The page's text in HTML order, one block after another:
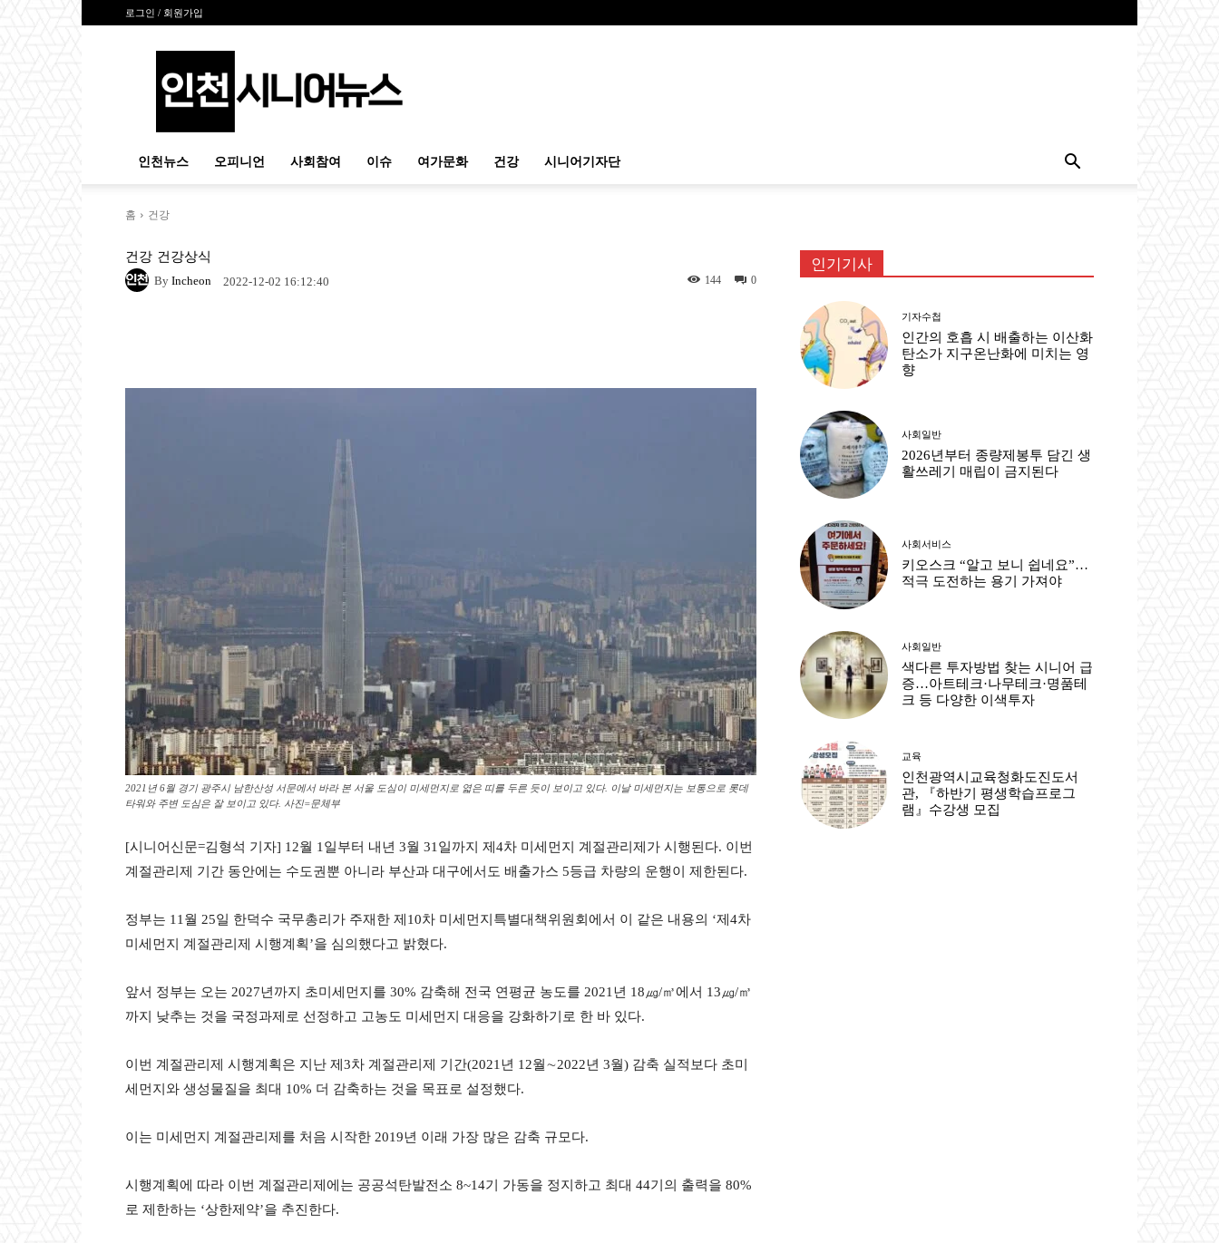
로그인 / 회원가입
시
인천뉴스 오피니언 사회참여 이슈 여가문화 건강 시니어기자단
홈 건강
건강 건강상식
By Incheon 2022-12-02 16:12:40 0
144
2021년 6월 경기 광주시 남한산성 서문에서 바라 본 서울 도심이 미세먼지로 엷은 띠를 두른 듯이 보이고 있다. 이날 미세먼지는 보통으로 롯데
타워와 주변 도심은 잘 보이고 있다. 사진=문체부
[시니어신문=김형석 기자] 12월 1일부터 내년 3월 31일까지 제4차 미세먼지 계절관리제가 시행된다. 이번
계절관리제 기간 동안에는 수도권뿐 아니라 부산과 대구에서도 배출가스 5등급 차량의 운행이 제한된다.
정부는 11월 25일 한덕수 국무총리가 주재한 제10차 미세먼지특별대책위원회에서 이 같은 내용의 ‘제4차
미세먼지 계절관리제 시행계획’을 심의했다고 밝혔다.
앞서 정부는 오는 2027년까지 초미세먼지를 30% 감축해 전국 연평균 농도를 2021년 18㎍/㎥에서 13㎍/㎥
까지 낮추는 것을 국정과제로 선정하고 고농도 미세먼지 대응을 강화하기로 한 바 있다.
이번 계절관리제 시행계획은 지난 제3차 계절관리제 기간(2021년 12월∼2022년 3월) 감축 실적보다 초미
세먼지와 생성물질을 최대 10% 더 감축하는 것을 목표로 설정했다.
이는 미세먼지 계절관리제를 처음 시작한 2019년 이래 가장 많은 감축 규모다.
시행계획에 따라 이번 계절관리제에는 공공석탄발전소 8~14기 가동을 정지하고 최대 44기의 출력을 80%
로 제한하는 ‘상한제약’을 추진한다.
인기기사
기자수첩
인간의 호흡 시 배출하는 이산화
탄소가 지구온난화에 미치는 영
향
사회일반
2026년부터 종량제봉투 담긴 생
활쓰레기 매립이 금지된다
사회서비스
키오스크 “알고 보니 쉽네요”…
적극 도전하는 용기 가져야
사회일반
색다른 투자방법 찾는 시니어 급
증…아트테크·나무테크·명품테
크 등 다양한 이색투자
교육
인천광역시교육청화도진도서
관, 『하반기 평생학습프로그
램』수강생 모집